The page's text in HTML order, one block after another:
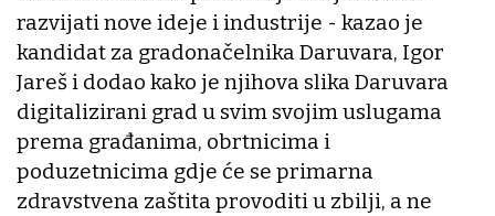
razvijati nove ideje i industrije - kazao je
kandidat za gradonačelnika Daruvara, Igor
Jareš i dodao kako je njihova slika Daruvara
digitalizirani grad u svim svojim uslugama
prema građanima, obrtnicima i
poduzetnicima gdje će se primarna
zdravstvena zaštita provoditi u zbilji, a ne